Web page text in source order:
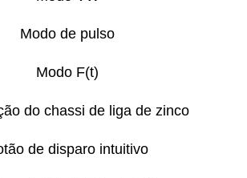
Modo de pulso
Modo F(t)
do chassi de liga de zinco
de disparo intuitivo